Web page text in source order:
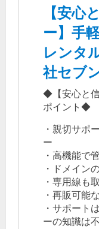
【安心
ー】手
レンタ
社セブ
◆【安心と
ポイント◆
・親切サポ
ー
・高機能で
・ドメイン
・専用線も
・再販可能
・サポート
ーの知識は